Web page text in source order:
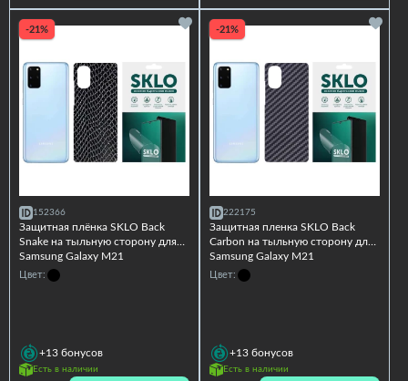
-21%
152366
Защитная плёнка SKLO Back
Snake на тыльную сторону для
Samsung Galaxy M21
Цвет:
+13 бонусов
Есть в наличии
-21%
222175
Защитная пленка SKLO Back
Carbon на тыльную сторону для
Samsung Galaxy M21
Цвет:
+13 бонусов
Есть в наличии